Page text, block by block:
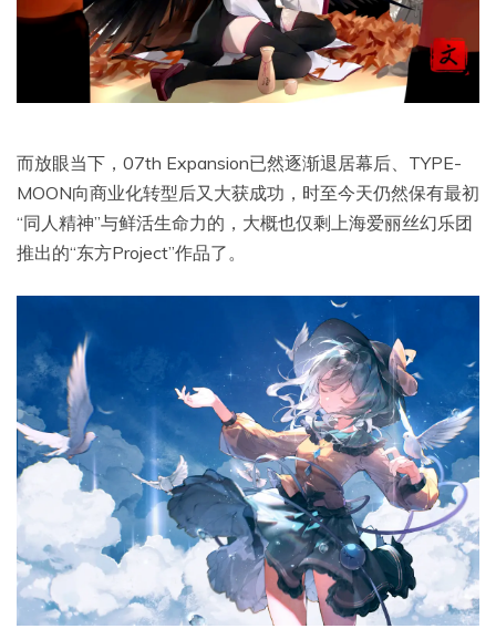
而放眼当下，07th Expansion已然逐渐退居幕后、TYPE-
MOON向商业化转型后又大获成功，时至今天仍然保有最初
“同人精神”与鲜活生命力的，大概也仅剩上海爱丽丝幻乐团
推出的“东方Project”作品了。